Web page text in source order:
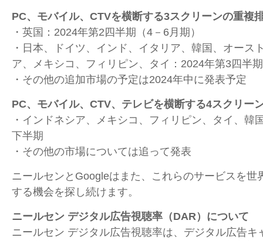
PC、モバイル、 CTVを横断する3スクリーンの重複
・英国： 2024年第2四半期（4 － 6月期）
・日本、ドイツ、インド、イタリア、韓国、オース
ア、メキシコ、フィリピン、タイ： 2024年第3四半
・その他の追加市場の予定は2024年中に発表予定
PC、モバイル、 CTV、テレビを横断する4スクリー
・インドネシア、メキシコ、フィリピン、タイ、韓
下半期
・その他の市場については追って発表
ニールセンと Googleはまた、これらのサービスを世
する機会を探し続けます。
ニールセン デジタル広告視聴率（DAR）について
ニールセン デジタル広告視聴率は、デジタル広告キ